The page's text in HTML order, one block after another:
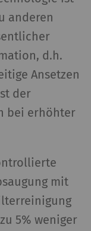
anderen
d.h.
Ansetzen
der
bei erhöhter
mit
5% weniger